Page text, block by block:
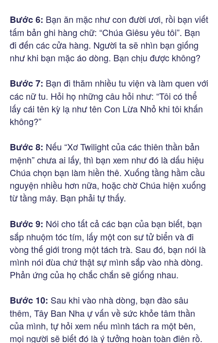
Bước 6: Bạn ăn mặc như con đười ươi, rồi bạn viết
tấm bản ghi hàng chữ: “Chúa Giêsu yêu tôi”. Bạn
đi đến các cửa hàng. Người ta sẽ nhìn bạn giống
như khi bạn mặc áo dòng. Bạn chịu được không?
Bước 7: Bạn đi thăm nhiều tu viện và làm quen với
các nữ tu. Hỏi họ những câu hỏi như: “Tôi có thể
lấy cái tên kỳ lạ như tên Con Lừa Nhỏ khi tôi khấn
không?”
Bước 8: Nếu “Xơ Twilight của các thiên thần bản
mệnh” chưa ai lấy, thì bạn xem như đó là dấu hiệu
Chúa chọn bạn làm hiền thê. Xuống tầng hầm cầu
nguyện nhiều hơn nữa, hoặc chờ Chúa hiện xuống
từ tầng mây. Bạn phải tự thấy.
Bước 9: Nói cho tất cả các bạn của bạn biết, bạn
sắp nhuộm tóc tím, lấy một con sư tử biển và đi
vòng thế giới trong một tách trà. Sau đó, bạn nói là
mình nói đùa chứ thật sự mình sắp vào nhà dòng.
Phản ứng của họ chắc chắn sẽ giống nhau.
Bước 10: Sau khi vào nhà dòng, bạn đào sâu
thêm, Tây Ban Nha ự vấn về sức khỏe tâm thần
của mình, tự hỏi xem nếu mình tách ra một bên,
mọi người sẽ biết đó là ý tưởng hoàn toàn điên rồ.